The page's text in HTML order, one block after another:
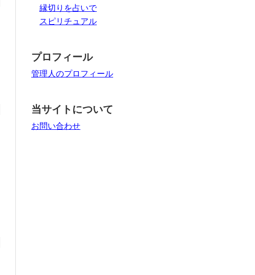
縁切りを占いで
スピリチュアル
プロフィール
管理人のプロフィール
当サイトについて
お問い合わせ